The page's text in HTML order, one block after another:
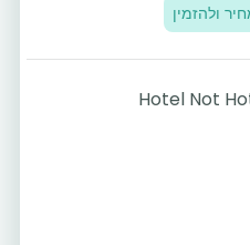
ולהזמין
Hotel Not